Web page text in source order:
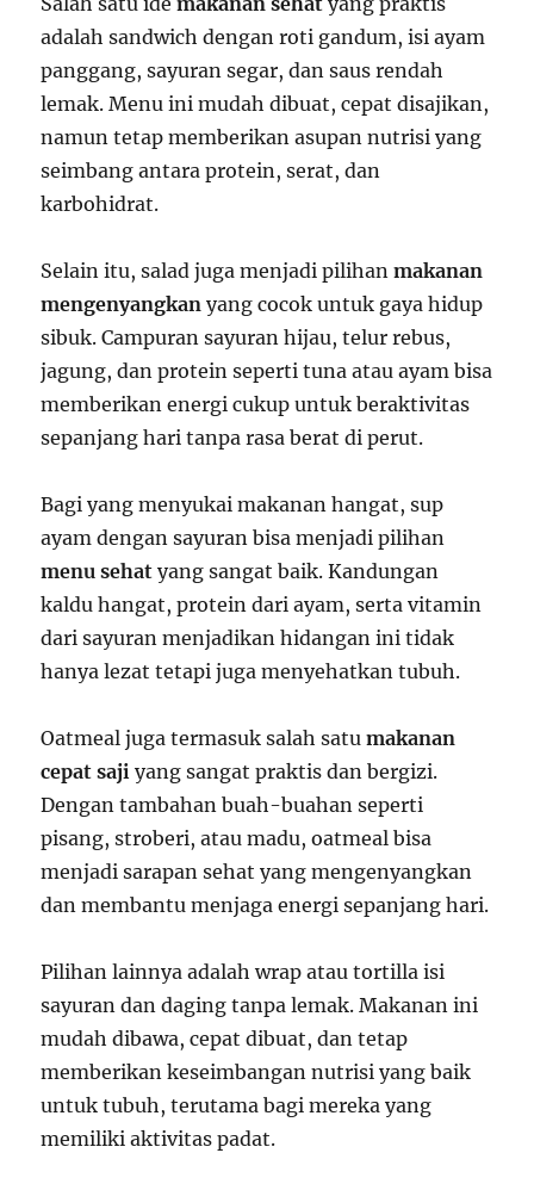
adalah sandwich dengan roti gandum, isi ayam
panggang, sayuran segar, dan saus rendah
lemak. Menu ini mudah dibuat, cepat disajikan,
namun tetap memberikan asupan nutrisi yang
seimbang antara protein, serat, dan
karbohidrat.
Selain itu, salad juga menjadi pilihanmakanan
mengenyangkan yang cocok untuk gaya hidup
sibuk. Campuran sayuran hijau, telur rebus,
jagung, dan protein seperti tuna atau ayam bisa
memberikan energi cukup untuk beraktivitas
sepanjang hari tanpa rasa berat di perut.
Bagi yang menyukai makanan hangat, sup
ayam dengan sayuran bisa menjadi pilihan
menu sehat yang sangat baik. Kandungan
kaldu hangat, protein dari ayam, serta vitamin
dari sayuran menjadikan hidangan ini tidak
hanya lezat tetapi juga menyehatkan tubuh.
Oatmeal juga termasuk salah satumakanan
cepat saji yang sangat praktis dan bergizi.
Dengan tambahan buah-buahan seperti
pisang, stroberi, atau madu, oatmeal bisa
menjadi sarapan sehat yang mengenyangkan
dan membantu menjaga energi sepanjang hari.
Pilihan lainnya adalah wrap atau tortilla isi
sayuran dan daging tanpa lemak. Makanan ini
mudah dibawa, cepat dibuat, dan tetap
memberikan keseimbangan nutrisi yang baik
untuk tubuh, terutama bagi mereka yang
memiliki aktivitas padat.